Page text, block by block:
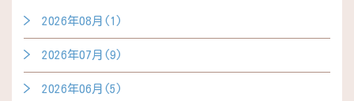
2026年08月(1)
2026年07月(9)
2026年06月(5)